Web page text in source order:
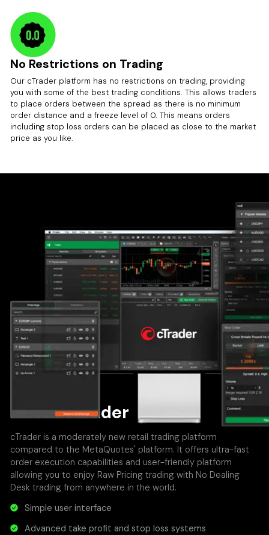
No Restrictions on Trading
Our cTrader platform has no restrictions on trading, providing
you with some of the best trading conditions. This allows traders
to place orders between the spread as there is no minimum
order distance and a freeze level of 0. This means orders
including stop loss orders can be placed as close to the market
price as you like.
About cTrader
cTrader is a moderately new retail trading platform
compared to the MetaQuotes' platform. It offers ultra-fast
order execution capabilities and user-friendly platform
allowing you to enjoy Raw Pricing trading with No Dealing
Desk trading from anywhere in the world.
Simple user interface
Advanced take profit and stop loss systems